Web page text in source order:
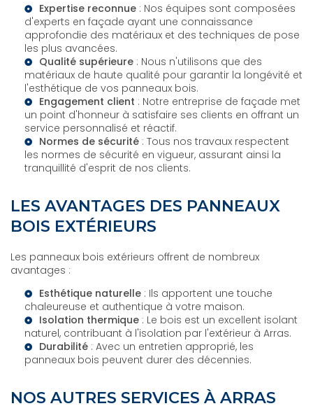
Expertise reconnue : Nos équipes sont composées
d'experts en façade ayant une connaissance
approfondie des matériaux et des techniques de pose
les plus avancées.
Qualité supérieure : Nous n'utilisons que des
matériaux de haute qualité pour garantir la longévité et
l'esthétique de vos panneaux bois.
Engagement client : Notre entreprise de façade met
un point d'honneur à satisfaire ses clients en offrant un
service personnalisé et réactif.
Normes de sécurité : Tous nos travaux respectent
les normes de sécurité en vigueur, assurant ainsi la
tranquillité d'esprit de nos clients.
LES AVANTAGES DES PANNEAUX
BOIS EXTÉRIEURS
Les panneaux bois extérieurs offrent de nombreux
avantages :
Esthétique naturelle : Ils apportent une touche
chaleureuse et authentique à votre maison.
Isolation thermique : Le bois est un excellent isolant
naturel, contribuant à l'isolation par l'extérieur à Arras.
Durabilité : Avec un entretien approprié, les
panneaux bois peuvent durer des décennies.
NOS AUTRES SERVICES À ARRAS